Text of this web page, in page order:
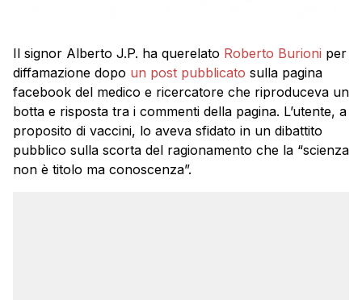
Il signor Alberto J.P. ha querelato Roberto Burioni per
diffamazione dopo un post pubblicato sulla pagina
facebook del medico e ricercatore che riproduceva un
botta e risposta tra i commenti della pagina. L’utente, a
proposito di vaccini, lo aveva sfidato in un dibattito
pubblico sulla scorta del ragionamento che la “scienza
non è titolo ma conoscenza”.